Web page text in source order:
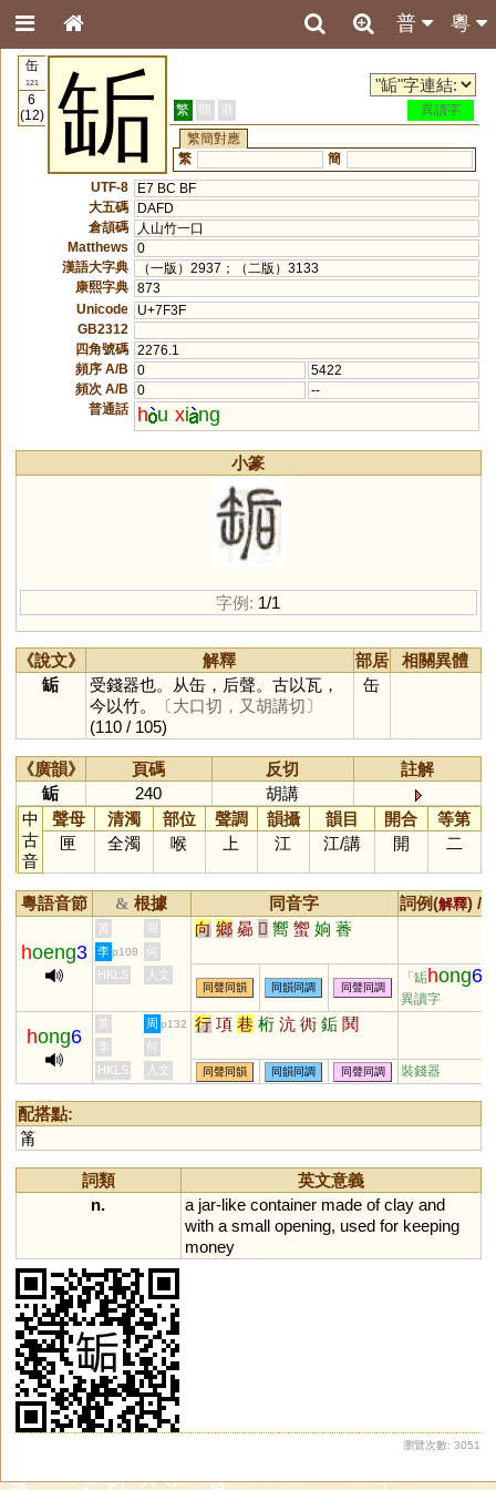
粵
普
缶
121
6
(12)
缿 繁 簡 港
異讀字
繁簡對應
繁
簡
UTF-8
E7 BC BF
大五碼
DAFD
倉頡碼
人山竹一口
Matthews
0
漢語大字典
（一版）2937；（二版）3133
康熙字典 873
Unicode
U+7F3F
GB2312
四角號碼 2276.1
頻序 A/B
0
5422
頻次 A/B
0
--
普通話
h u xi ng
小篆
字例: 1/1
《說文》 解釋 部居
相關異體
缿
受錢器也。从缶，后聲。古以瓦，
今以竹。
〔大口切，又胡講切〕
(110 / 105)
缶
《廣韻》 頁碼 反切
註解
缿
240
胡講
中
古
音
聲母 清濁 部位 聲調 韻攝 韻目 開合
等第
匣
全濁 喉 上 江 江/講 開 二
粵語音節 & 根據 同音字 詞例(解釋) /
hoeng3
黃 周 向 鄉 曏 𠨍 嚮 蠁 姠 萫
李 p108
何
HKLS
人文
同聲同韻 同韻同調 同聲同調
「缿hong6
異讀字
hong6
黃 周 p132 行 項 巷 桁 沆 衖 銗 鬨
李
何
HKLS
人文 同聲同韻 同韻同調 同聲同調 裝錢器
配搭點:
筩
詞類
英文意義
n.
a jar-like container made of clay and
with a small opening, used for keeping
money
瀏覽次數: 3051